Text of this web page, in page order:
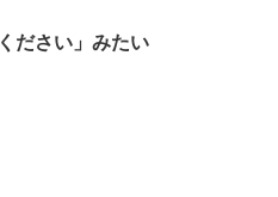
ださい」みたい